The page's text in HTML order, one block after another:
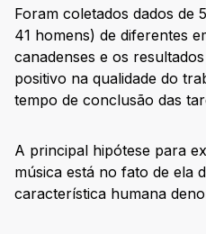
Foram coletados dados de
41 homens) de diferentes
canadenses e os
positivo na qualidade do
tempo de conclusão das
A principal hipótese para
música está no fato de ela
característica humana